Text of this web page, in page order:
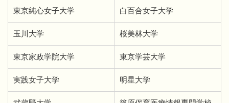
東京純心女子大学 白百合女子大学
玉川大学 桜美林大学
東京家政学院大学 東京学芸大学
実践女子大学 明星大学